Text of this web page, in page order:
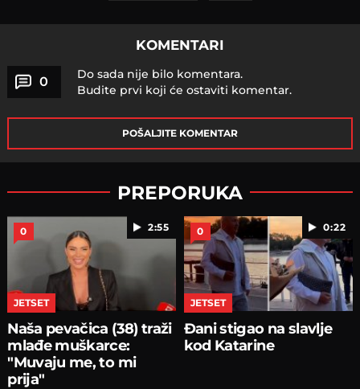
KOMENTARI
0
Do sada nije bilo komentara.
Budite prvi koji će ostaviti komentar.
POŠALJITE KOMENTAR
PREPORUKA
2:55
0
JETSET
Naša pevačica (38) traži
mlađe muškarce:
"Muvaju me, to mi
prija"
0:22
0
JETSET
Đani stigao na slavlje
kod Katarine